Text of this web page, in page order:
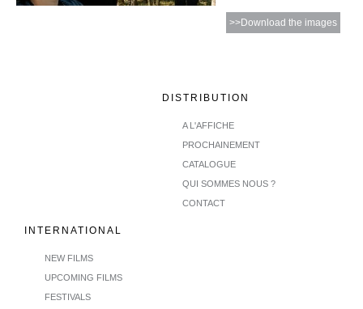
>>Download the images
DISTRIBUTION
A L'AFFICHE
PROCHAINEMENT
CATALOGUE
QUI SOMMES NOUS ?
CONTACT
INTERNATIONAL
NEW FILMS
UPCOMING FILMS
FESTIVALS